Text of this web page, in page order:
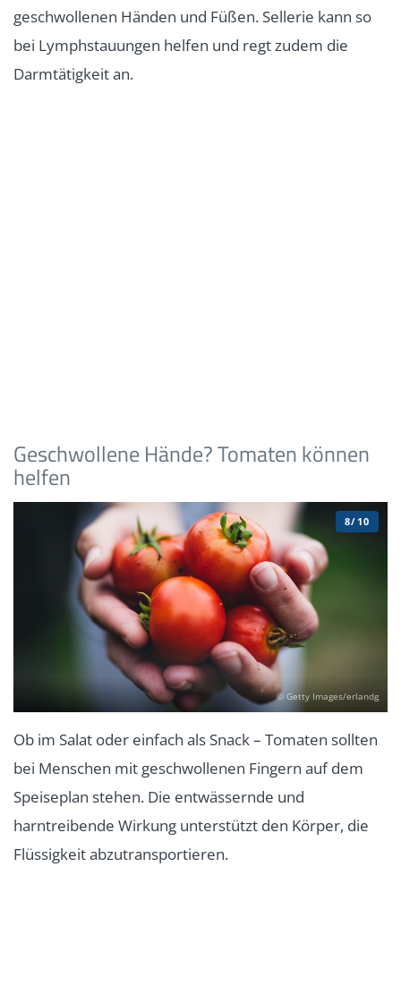
geschwollenen Händen und Füßen. Sellerie kann so
bei Lymphstauungen helfen und regt zudem die
Darmtätigkeit an.
Geschwollene Hände? Tomaten können
helfen
© Getty Images/erlandg
8/10
Ob im Salat oder einfach als Snack – Tomaten sollten
bei Menschen mit geschwollenen Fingern auf dem
Speiseplan stehen. Die entwässernde und
harntreibende Wirkung unterstützt den Körper, die
Flüssigkeit abzutransportieren.